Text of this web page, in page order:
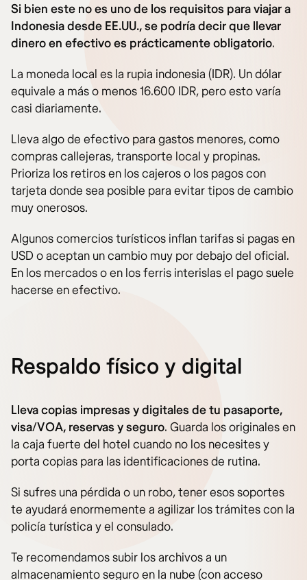
Si bien este no es uno de los requisitos para viajar a
Indonesia desde EE.UU., se podría decir que llevar
dinero en efectivo es prácticamente obligatorio.
La moneda local es la rupia indonesia (IDR). Un dólar
equivale a más o menos 16.600 IDR, pero esto varía
casi diariamente.
Lleva algo de efectivo para gastos menores, como
compras callejeras, transporte local y propinas.
Prioriza los retiros en los cajeros o los pagos con
tarjeta donde sea posible para evitar tipos de cambio
muy onerosos.
Algunos comercios turísticos inflan tarifas si pagas en
USD o aceptan un cambio muy por debajo del oficial.
En los mercados o en los ferris interislas el pago suele
hacerse en efectivo.
Respaldo físico y digital
Lleva copias impresas y digitales de tu pasaporte,
visa/VOA, reservas y seguro. Guarda los originales en
la caja fuerte del hotel cuando no los necesites y
porta copias para las identificaciones de rutina.
Si sufres una pérdida o un robo, tener esos soportes
te ayudará enormemente a agilizar los trámites con la
policía turística y el consulado.
Te recomendamos subir los archivos a un
almacenamiento seguro en la nube (con acceso